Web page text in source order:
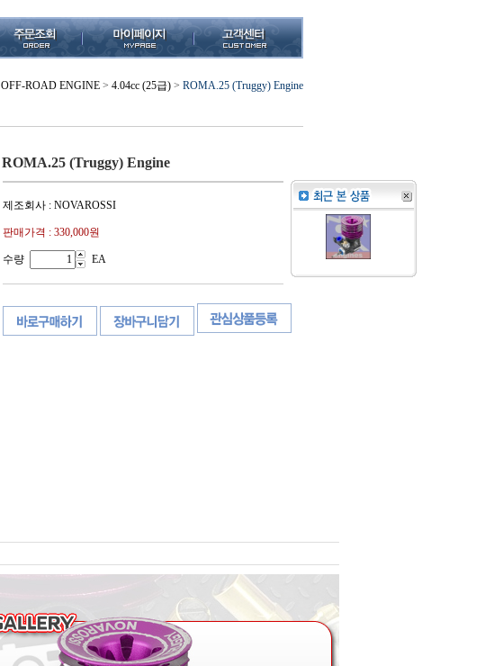
OFF-ROAD ENGINE > 4.04cc (25급) > ROMA.25 (Truggy) Engine
ROMA.25 (Truggy) Engine
제조회사 : NOVAROSSI
판매가격 : 330,000원
수량 EA